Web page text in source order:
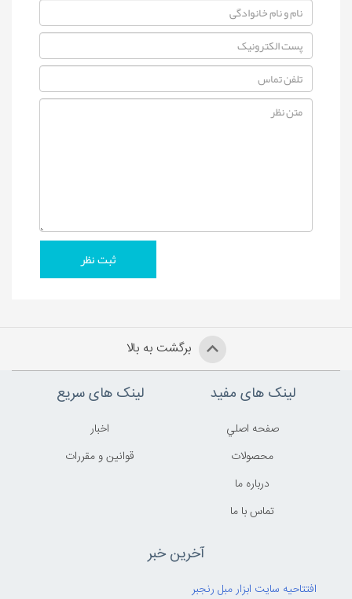
برگشت به بالا
لینک های مفید
صفحه اصلي
محصولات
درباره ما
تماس با ما
لینک های سریع
اخبار
قوانين و مقررات
آخرین خبر
افتتاحیه سایت ابزار مبل رنجبر